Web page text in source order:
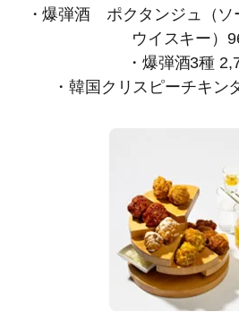
・爆弾酒 ポクタンジュ（ソ
ウイスキー）
・爆弾酒3種
・韓国クリスピーチキ